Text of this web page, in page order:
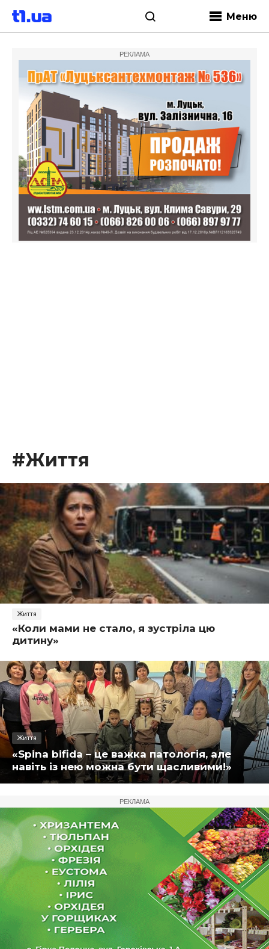
Меню
РЕКЛАМА
#Життя
Життя
«Коли мами не стало, я зустріла цю
дитину»
Життя
«Spina bifida – це важка патологія, але
навіть із нею можна бути щасливими!»
РЕКЛАМА